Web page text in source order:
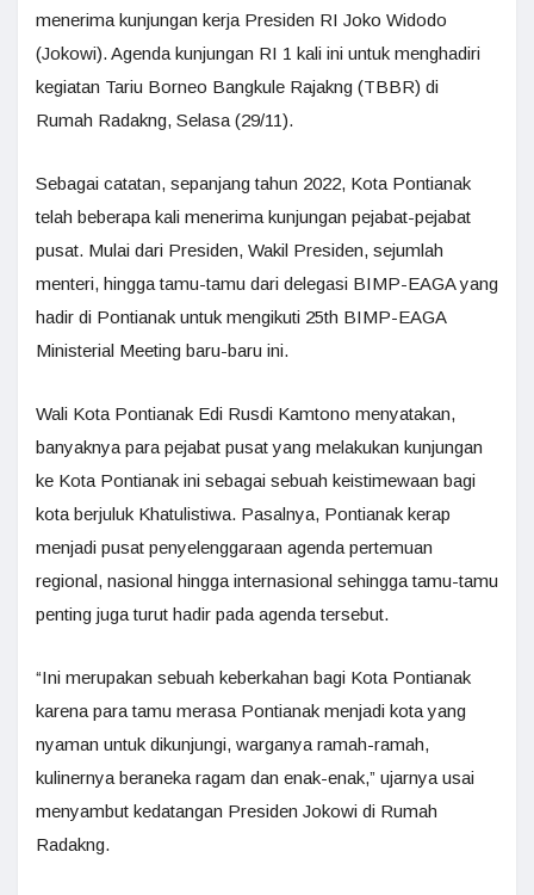
menerima kunjungan kerja Presiden RI Joko Widodo
(Jokowi). Agenda kunjungan RI 1 kali ini untuk menghadiri
kegiatan Tariu Borneo Bangkule Rajakng (TBBR) di
Rumah Radakng, Selasa (29/11).
Sebagai catatan, sepanjang tahun 2022, Kota Pontianak
telah beberapa kali menerima kunjungan pejabat-pejabat
pusat. Mulai dari Presiden, Wakil Presiden, sejumlah
menteri, hingga tamu-tamu dari delegasi BIMP-EAGA yang
hadir di Pontianak untuk mengikuti 25th BIMP-EAGA
Ministerial Meeting baru-baru ini.
Wali Kota Pontianak Edi Rusdi Kamtono menyatakan,
banyaknya para pejabat pusat yang melakukan kunjungan
ke Kota Pontianak ini sebagai sebuah keistimewaan bagi
kota berjuluk Khatulistiwa. Pasalnya, Pontianak kerap
menjadi pusat penyelenggaraan agenda pertemuan
regional, nasional hingga internasional sehingga tamu-tamu
penting juga turut hadir pada agenda tersebut.
“Ini merupakan sebuah keberkahan bagi Kota Pontianak
karena para tamu merasa Pontianak menjadi kota yang
nyaman untuk dikunjungi, warganya ramah-ramah,
kulinernya beraneka ragam dan enak-enak,” ujarnya usai
menyambut kedatangan Presiden Jokowi di Rumah
Radakng.